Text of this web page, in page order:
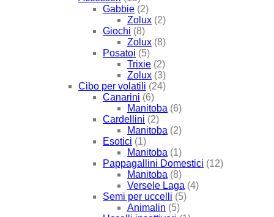
Gabbie (2)
Zolux (2)
Giochi (8)
Zolux (8)
Posatoi (5)
Trixie (2)
Zolux (3)
Cibo per volatili (24)
Canarini (6)
Manitoba (6)
Cardellini (2)
Manitoba (2)
Esotici (1)
Manitoba (1)
Pappagallini Domestici (12)
Manitoba (8)
Versele Laga (4)
Semi per uccelli (5)
Animalin (5)